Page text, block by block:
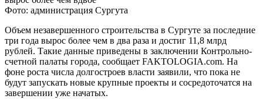
Фото: администрация Сургута
Объем незавершенного строительства в Сургуте за последние
три года вырос более чем в два раза и достиг 11,8 млрд
рублей. Такие данные приведены в заключении Контрольно-
счетной палаты города, сообщает FAKTOLOGIA.com. На
фоне роста числа долгостроев власти заявили, что пока не
будут запускать новые крупные проекты и сосредоточатся на
завершении уже начатых.